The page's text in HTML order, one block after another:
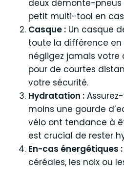
deux démonte-
petit multi-tool en
Casque : Un casque
toute la différence en
négligez jamais votre
pour de courtes
votre sécurité.
Hydratation :
moins une gourde
vélo ont tendance à
est crucial de rester
En-cas énergétiques :
céréales, les noix ou